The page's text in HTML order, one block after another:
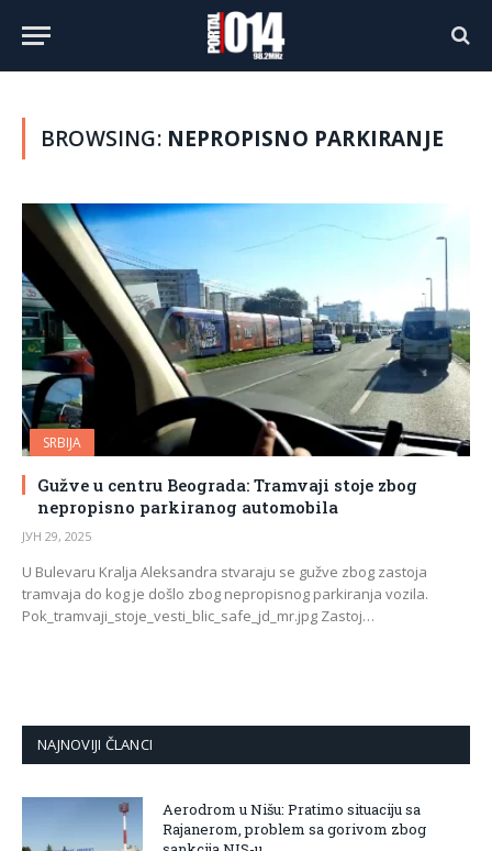
BROWSING: NEPROPISNO PARKIRANJE
SRBIJA
Gužve u centru Beograda: Tramvaji stoje zbog
nepropisno parkiranog automobila
ЈУН 29, 2025
U Bulevaru Kralja Aleksandra stvaraju se gužve zbog zastoja
tramvaja do kog je došlo zbog nepropisnog parkiranja vozila.
Pok_tramvaji_stoje_vesti_blic_safe_jd_mr.jpg Zastoj…
NAJNOVIJI ČLANCI
Aerodrom u Nišu: Pratimo situaciju sa
Rajanerom, problem sa gorivom zbog